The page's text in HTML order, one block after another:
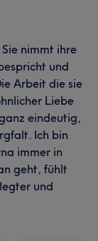
Sie nimmt ihre
und
Arbeit die sie
Liebe
eindeutig,
Ich bin
immer in
geht, fühlt
und